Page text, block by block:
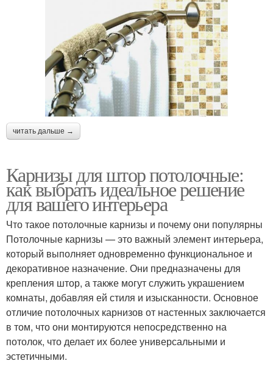
читать дальше →
Карнизы для штор потолочные:
как выбрать идеальное решение
для вашего интерьера
Что такое потолочные карнизы и почему они популярны
Потолочные карнизы — это важный элемент интерьера,
который выполняет одновременно функциональное и
декоративное назначение. Они предназначены для
крепления штор, а также могут служить украшением
комнаты, добавляя ей стиля и изысканности. Основное
отличие потолочных карнизов от настенных заключается
в том, что они монтируются непосредственно на
потолок, что делает их более универсальными и
эстетичными.